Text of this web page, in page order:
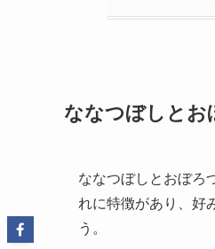
ななつぼしとお
ななつぼしとおぼろ
れに特徴があり、好
う。